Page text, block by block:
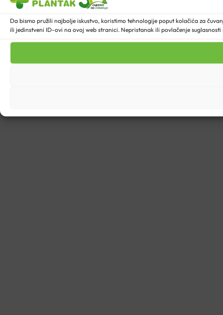
Da bismo pružili najbolje iskustvo, koristimo tehnologije poput kolačića za
ili jedinstveni ID-ovi na ovoj web stranici. Nepristanak ili povlačenje